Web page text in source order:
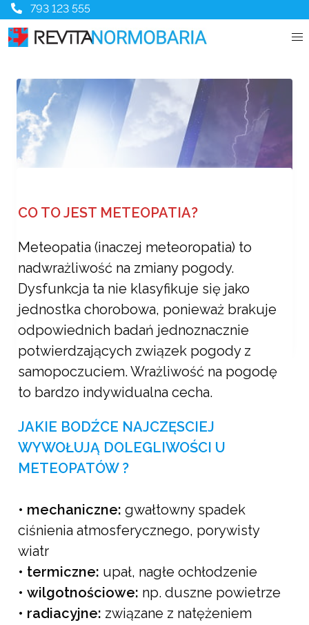
793 123 555
Aktualności
METEOPATIA, A
NORMOBARIA
16 grudnia, 2021
CO TO JEST METEOPATIA?
Meteopatia (inaczej meteoropatia) to
nadwrażliwość na zmiany pogody.
Dysfunkcja ta nie klasyfikuje się jako
jednostka chorobowa, ponieważ brakuje
odpowiednich badań jednoznacznie
potwierdzających związek pogody z
samopoczuciem. Wrażliwość na pogodę
to bardzo indywidualna cecha.
JAKIE BODŹCE NAJCZĘSCIEJ
WYWOŁUJĄ DOLEGLIWOŚCI U
METEOPATÓW ?
• mechaniczne: gwałtowny spadek
ciśnienia atmosferycznego, porywisty
wiatr
• termiczne: upał, nagłe ochłodzenie
•wilgotnościowe: np. duszne powietrze
• radiacyjne: związane z natężeniem